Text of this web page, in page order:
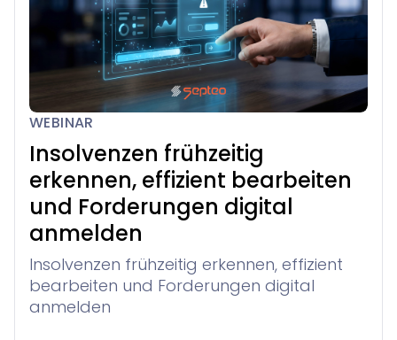
WEBINAR
Insolvenzen frühzeitig
erkennen, effizient bearbeiten
und Forderungen digital
anmelden
Insolvenzen frühzeitig erkennen, effizient
bearbeiten und Forderungen digital
anmelden